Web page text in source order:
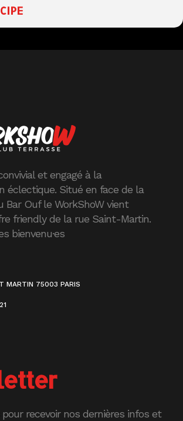
et engagé à la
éclectique. Situé en face de la
Bar Ouf le WorkShoW vient
friendly de la rue Saint-Martin.
bienvenu·es
MARTIN 75003 PARIS
recevoir nos dernières infos et